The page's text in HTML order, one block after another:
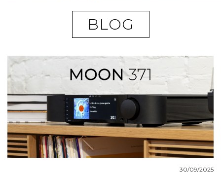
BLOG
BANCS D'ESSAI
COUPS DE COEUR
BLOG
30/09/2025